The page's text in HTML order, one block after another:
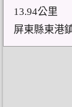
13.94公里
屏東縣東港